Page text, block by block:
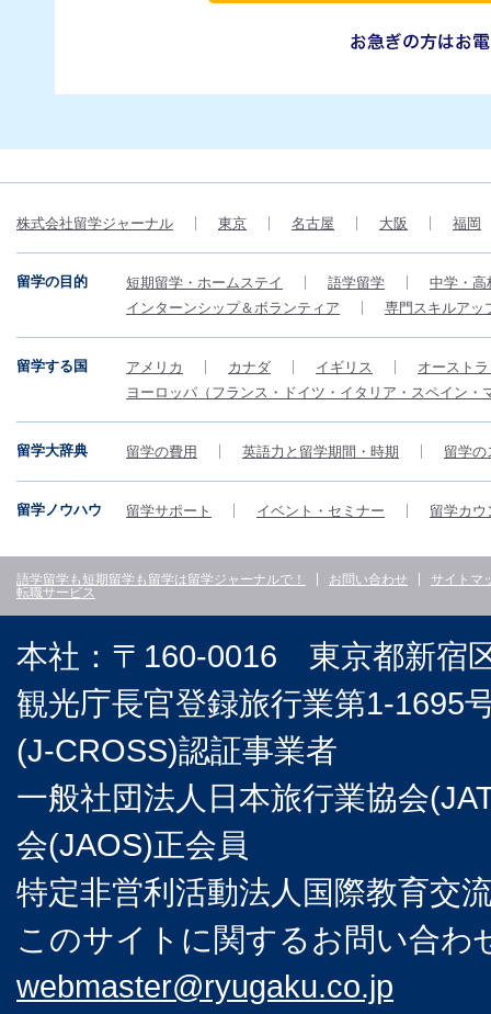
株式会社留学ジャーナル 東京 名古屋 大阪 福岡
留学の目的 短期留学・ホームステイ 語学留学
中学・高
インターンシップ＆ボランティア
専門スキルアッ
留学する国 アメリカ カナダ イギリス
オースト
ヨーロッパ（フランス・ドイツ・イタリア・スペイン・
留学大辞典 留学の費用 英語力と留学期間・時期 留学の
留学ノウハウ 留学サポート イベント・セミナー 留学カウ
語学留学も短期留学も留学は留学ジャーナルで！ お問い合わせ
サイトマ
転職サービス
本社：〒160-0016 東京都新宿
観光庁長官登録旅行業第1-
(J-CROSS)認証事業者
一般社団法人日本旅行業協会
会(JAOS)正会員
特定非営利活動法人国際教育交
このサイトに関するお問い合
webmaster@ryugaku.co.jp